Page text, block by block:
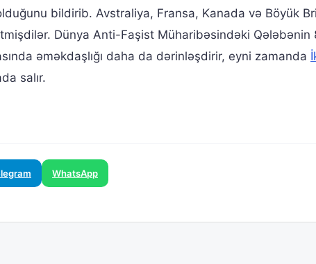
bildirib. Avstraliya, Fransa, Kanada və Böyük
Dünya Anti-Faşist Müharibəsindəki
əməkdaşlığı daha da dərinləşdirir, eyni zamanda
salır.
WhatsApp